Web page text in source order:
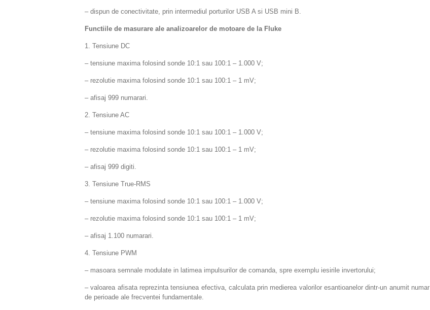
– dispun de conectivitate, prin intermediul porturilor USB A si USB mini B.
Functiile de masurare ale analizoarelor de motoare de la Fluke
1. Tensiune DC
– tensiune maxima folosind sonde 10:1 sau 100:1 – 1.000 V;
– rezolutie maxima folosind sonde 10:1 sau 100:1 – 1 mV;
– afisaj 999 numarari.
2. Tensiune AC
– tensiune maxima folosind sonde 10:1 sau 100:1 – 1.000 V;
– rezolutie maxima folosind sonde 10:1 sau 100:1 – 1 mV;
– afisaj 999 digiti.
3. Tensiune True-RMS
– tensiune maxima folosind sonde 10:1 sau 100:1 – 1.000 V;
– rezolutie maxima folosind sonde 10:1 sau 100:1 – 1 mV;
– afisaj 1.100 numarari.
4. Tensiune PWM
– masoara semnale modulate in latimea impulsurilor de comanda, spre exemplu iesirile invertorului;
– valoarea afisata reprezinta tensiunea efectiva, calculata prin medierea valorilor esantioanelor dintr-un anumit numar
de perioade ale frecventei fundamentale.